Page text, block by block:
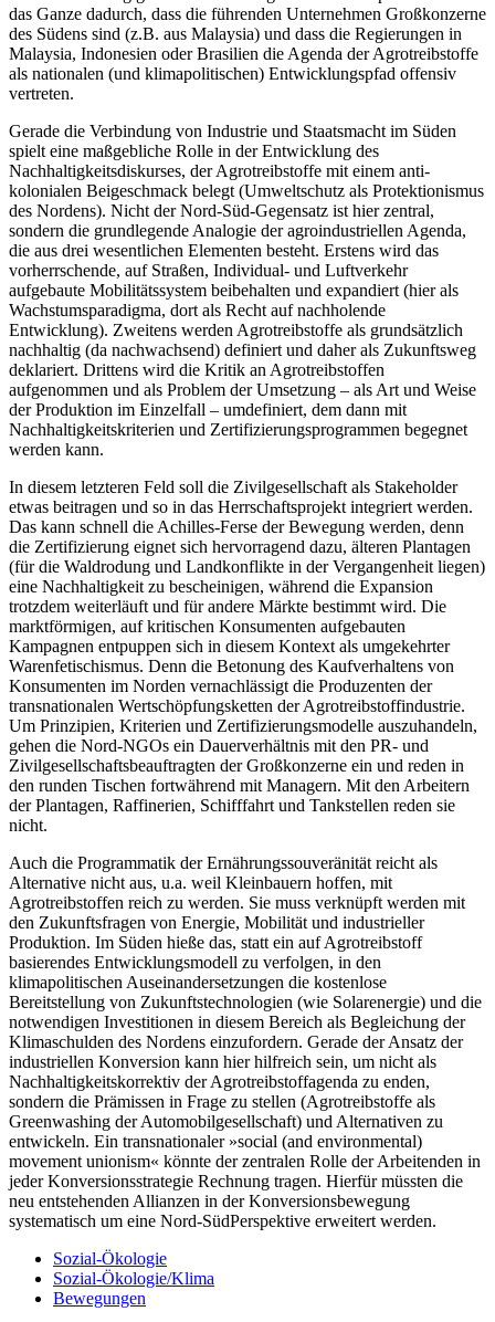
das Ganze dadurch, dass die führenden Unternehmen Großkonzerne
des Südens sind (z.B. aus Malaysia) und dass die Regierungen in
Malaysia, Indonesien oder Brasilien die Agenda der Agrotreibstoffe
als nationalen (und klimapolitischen) Entwicklungspfad offensiv
vertreten.
Gerade die Verbindung von Industrie und Staatsmacht im Süden
spielt eine maßgebliche Rolle in der Entwicklung des
Nachhaltigkeitsdiskurses, der Agrotreibstoffe mit einem anti-
kolonialen Beigeschmack belegt (Umweltschutz als Protektionismus
des Nordens). Nicht der Nord-Süd-Gegensatz ist hier zentral,
sondern die grundlegende Analogie der agroindustriellen Agenda,
die aus drei wesentlichen Elementen besteht. Erstens wird das
vorherrschende, auf Straßen, Individual- und Luftverkehr
aufgebaute Mobilitätssystem beibehalten und expandiert (hier als
Wachstumsparadigma, dort als Recht auf nachholende
Entwicklung). Zweitens werden Agrotreibstoffe als grundsätzlich
nachhaltig (da nachwachsend) definiert und daher als Zukunftsweg
deklariert. Drittens wird die Kritik an Agrotreibstoffen
aufgenommen und als Problem der Umsetzung – als Art und Weise
der Produktion im Einzelfall – umdefiniert, dem dann mit
Nachhaltigkeitskriterien und Zertifizierungsprogrammen begegnet
werden kann.
In diesem letzteren Feld soll die Zivilgesellschaft als Stakeholder
etwas beitragen und so in das Herrschaftsprojekt integriert werden.
Das kann schnell die Achilles-Ferse der Bewegung werden, denn
die Zertifizierung eignet sich hervorragend dazu, älteren Plantagen
(für die Waldrodung und Landkonflikte in der Vergangenheit liegen)
eine Nachhaltigkeit zu bescheinigen, während die Expansion
trotzdem weiterläuft und für andere Märkte bestimmt wird. Die
marktförmigen, auf kritischen Konsumenten aufgebauten
Kampagnen entpuppen sich in diesem Kontext als umgekehrter
Warenfetischismus. Denn die Betonung des Kaufverhaltens von
Konsumenten im Norden vernachlässigt die Produzenten der
transnationalen Wertschöpfungsketten der Agrotreibstoffindustrie.
Um Prinzipien, Kriterien und Zertifizierungsmodelle auszuhandeln,
gehen die Nord-NGOs ein Dauerverhältnis mit den PR- und
Zivilgesellschaftsbeauftragten der Großkonzerne ein und reden in
den runden Tischen fortwährend mit Managern. Mit den Arbeitern
der Plantagen, Raffinerien, Schifffahrt und Tankstellen reden sie
nicht.
Auch die Programmatik der Ernährungssouveränität reicht als
Alternative nicht aus, u.a. weil Kleinbauern hoffen, mit
Agrotreibstoffen reich zu werden. Sie muss verknüpft werden mit
den Zukunftsfragen von Energie, Mobilität und industrieller
Produktion. Im Süden hieße das, statt ein auf Agrotreibstoff
basierendes Entwicklungsmodell zu verfolgen, in den
klimapolitischen Auseinandersetzungen die kostenlose
Bereitstellung von Zukunftstechnologien (wie Solarenergie) und die
notwendigen Investitionen in diesem Bereich als Begleichung der
Klimaschulden des Nordens einzufordern. Gerade der Ansatz der
industriellen Konversion kann hier hilfreich sein, um nicht als
Nachhaltigkeitskorrektiv der Agrotreibstoffagenda zu enden,
sondern die Prämissen in Frage zu stellen (Agrotreibstoffe als
Greenwashing der Automobilgesellschaft) und Alternativen zu
entwickeln. Ein transnationaler »social (and environmental)
movement unionism« könnte der zentralen Rolle der Arbeitenden in
jeder Konversionsstrategie Rechnung tragen. Hierfür müssten die
neu entstehenden Allianzen in der Konversionsbewegung
systematisch um eine Nord-SüdPerspektive erweitert werden.
Sozial-Ökologie
Sozial-Ökologie/Klima
Bewegungen